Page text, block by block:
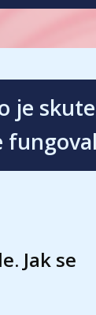
je
Jak se